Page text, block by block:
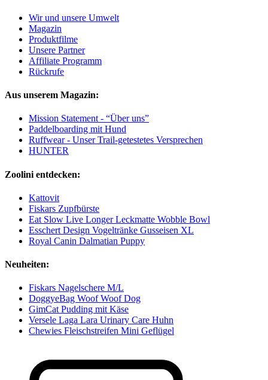
Wir und unsere Umwelt
Magazin
Produktfilme
Unsere Partner
Affiliate Programm
Rückrufe
Aus unserem Magazin:
Mission Statement - “Über uns”
Paddelboarding mit Hund
Ruffwear - Unser Trail-getestetes Versprechen
HUNTER
Zoolini entdecken:
Kattovit
Fiskars Zupfbürste
Eat Slow Live Longer Leckmatte Wobble Bowl
Esschert Design Vogeltränke Gusseisen XL
Royal Canin Dalmatian Puppy
Neuheiten:
Fiskars Nagelschere M/L
DoggyeBag Woof Woof Dog
GimCat Pudding mit Käse
Versele Laga Lara Urinary Care Huhn
Chewies Fleischstreifen Mini Geflügel